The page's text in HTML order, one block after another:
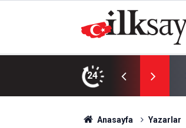
24
yaşamını yitirdi
Anasayfa Yazarlar